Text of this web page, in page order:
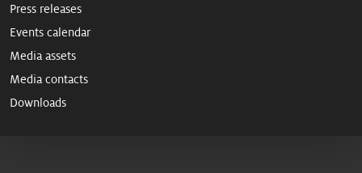
Press releases
Events calendar
Media assets
Media contacts
Downloads